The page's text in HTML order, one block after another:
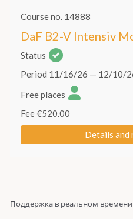
Поддержка в реальном времени